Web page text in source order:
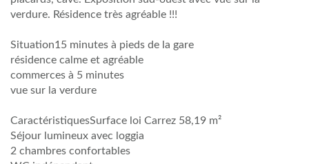
verdure. Résidence très agréable !!!
Situation15 minutes à pieds de la gare
résidence calme et agréable
commerces à 5 minutes
vue sur la verdure
CaractéristiquesSurface loi Carrez 58,19 m²
Séjour lumineux avec loggia
2 chambres confortables